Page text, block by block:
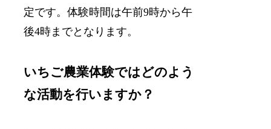
定です。体験時間は午前9時から午
後4時までとなります。
いちご農業体験ではどのよう
な活動を行いますか？